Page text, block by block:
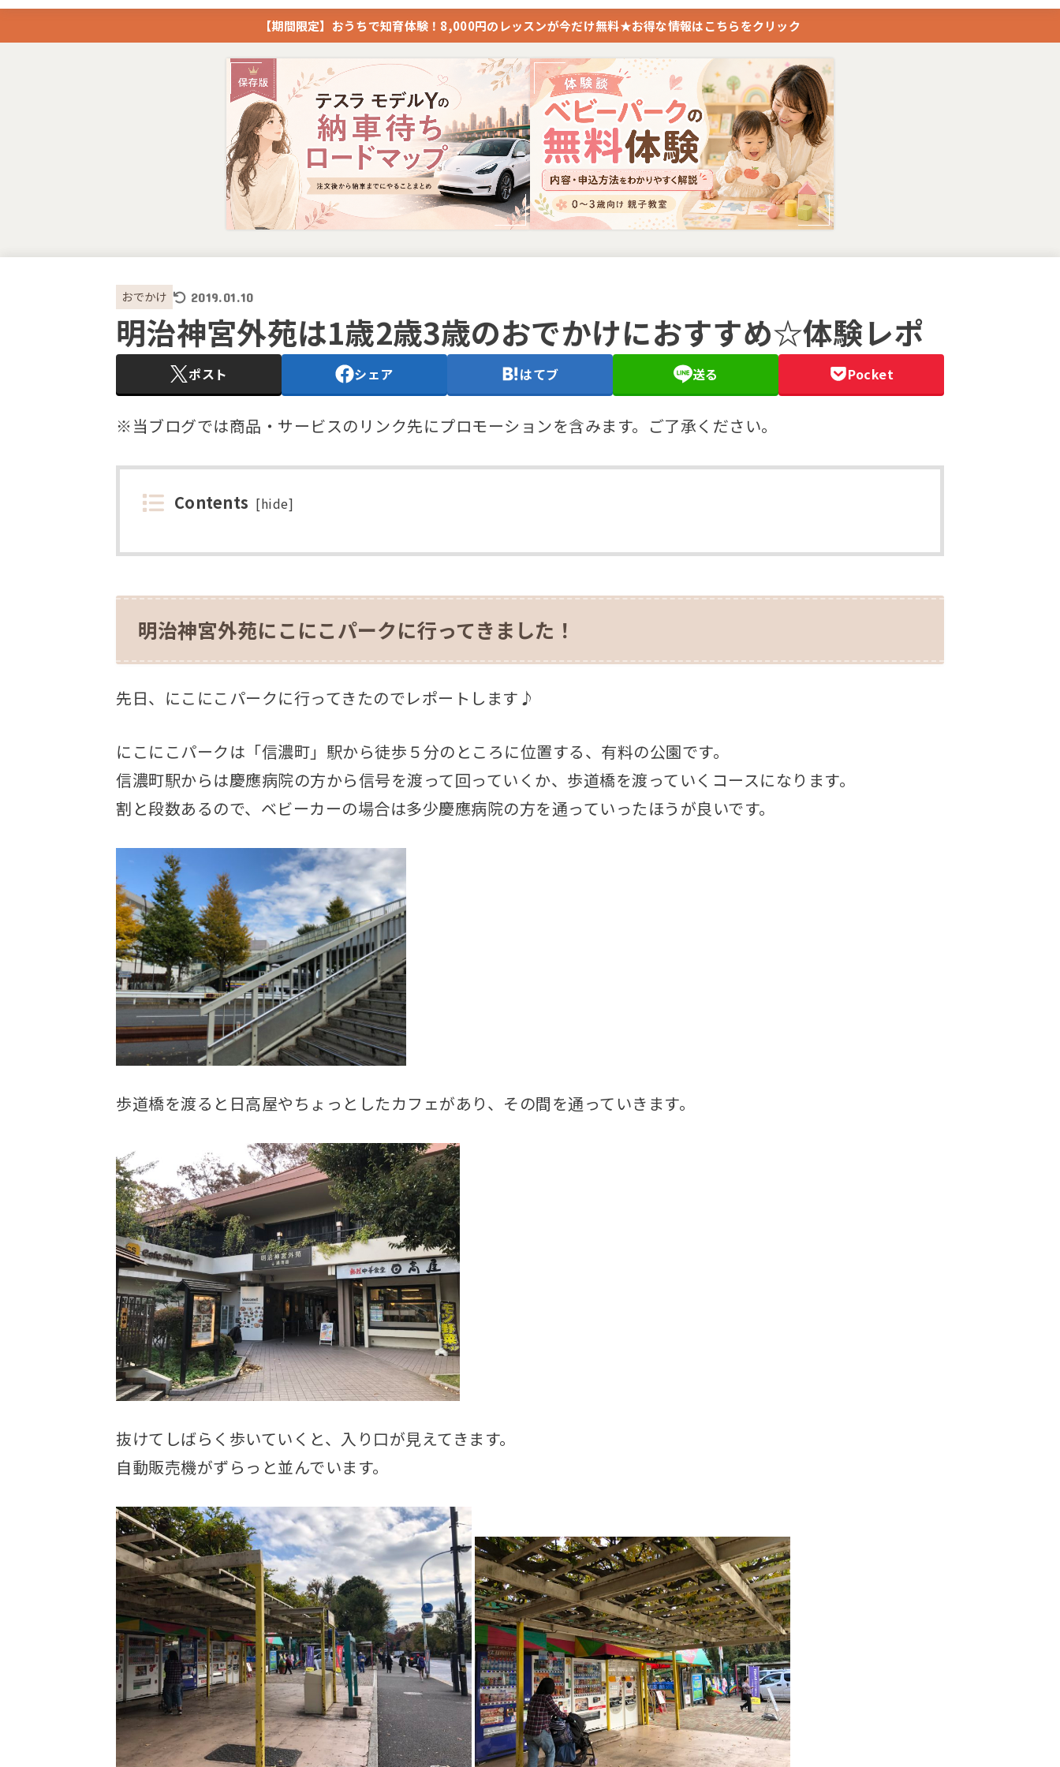
【期間限定】おうちで知育体験！8,000円のレッスンが今だけ無料★お得な情報はこちらをクリック
おでかけ 2019.01.10
明治神宮外苑は1歳2歳3歳のおでかけにおすすめ☆体験レポ
ポスト シェア はてブ 送る Pocket
※当ブログでは商品・サービスのリンク先にプロモーションを含みます。ご了承ください。
Contents [hide]
明治神宮外苑にこにこパークに行ってきました！
先日、にこにこパークに行ってきたのでレポートします♪
にこにこパークは「信濃町」駅から徒歩５分のところに位置する、有料の公園です。
信濃町駅からは慶應病院の方から信号を渡って回っていくか、歩道橋を渡っていくコースになります。
割と段数あるので、ベビーカーの場合は多少慶應病院の方を通っていったほうが良いです。
歩道橋を渡ると日高屋やちょっとしたカフェがあり、その間を通っていきます。
抜けてしばらく歩いていくと、入り口が見えてきます。
自動販売機がずらっと並んでいます。